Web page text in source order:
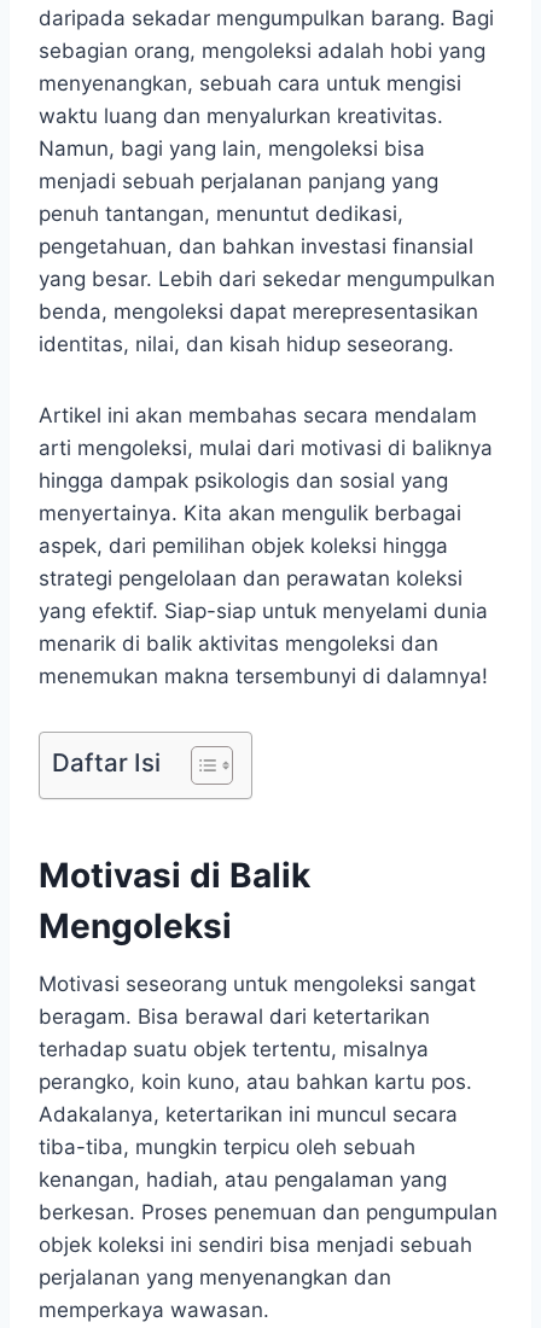
daripada sekadar mengumpulkan barang. Bagi
sebagian orang, mengoleksi adalah hobi yang
menyenangkan, sebuah cara untuk mengisi
waktu luang dan menyalurkan kreativitas.
Namun, bagi yang lain, mengoleksi bisa
menjadi sebuah perjalanan panjang yang
penuh tantangan, menuntut dedikasi,
pengetahuan, dan bahkan investasi finansial
yang besar. Lebih dari sekedar mengumpulkan
benda, mengoleksi dapat merepresentasikan
identitas, nilai, dan kisah hidup seseorang.
Artikel ini akan membahas secara mendalam
arti mengoleksi, mulai dari motivasi di baliknya
hingga dampak psikologis dan sosial yang
menyertainya. Kita akan mengulik berbagai
aspek, dari pemilihan objek koleksi hingga
strategi pengelolaan dan perawatan koleksi
yang efektif. Siap-siap untuk menyelami dunia
menarik di balik aktivitas mengoleksi dan
menemukan makna tersembunyi di dalamnya!
Daftar Isi
Motivasi di Balik
Mengoleksi
Motivasi seseorang untuk mengoleksi sangat
beragam. Bisa berawal dari ketertarikan
terhadap suatu objek tertentu, misalnya
perangko, koin kuno, atau bahkan kartu pos.
Adakalanya, ketertarikan ini muncul secara
tiba-tiba, mungkin terpicu oleh sebuah
kenangan, hadiah, atau pengalaman yang
berkesan. Proses penemuan dan pengumpulan
objek koleksi ini sendiri bisa menjadi sebuah
perjalanan yang menyenangkan dan
memperkaya wawasan.